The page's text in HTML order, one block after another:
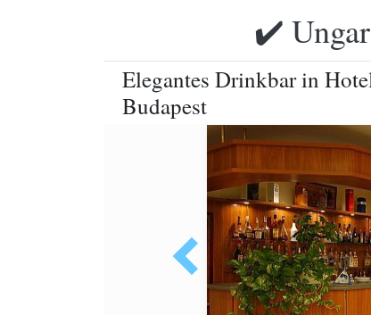
✔️
Elegantes Drinkbar in
Budapest